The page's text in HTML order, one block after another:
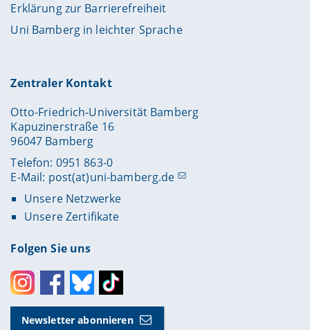
Erklärung zur Barrierefreiheit
Uni Bamberg in leichter Sprache
Zentraler Kontakt
Otto-Friedrich-Universität Bamberg
Kapuzinerstraße 16
96047 Bamberg
Telefon: 0951 863-0
E-Mail: post(at)uni-bamberg.de
Unsere Netzwerke
Unsere Zertifikate
Folgen Sie uns
InstagramFacebookBlueskyToktok
Newsletter abonnieren